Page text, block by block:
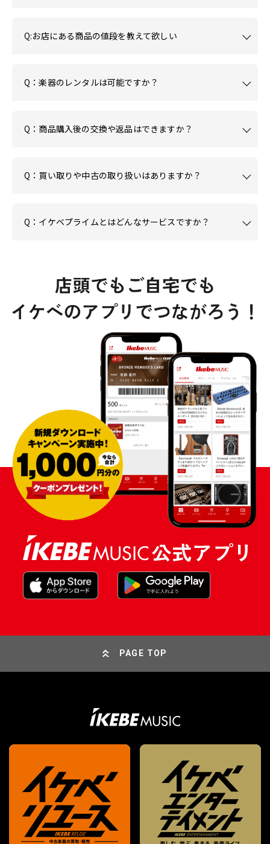
Q:お店にある商品の値段を教えて欲しい
Q：楽器のレンタルは可能ですか？
Q：商品購入後の交換や返品はできますか？
Q：買い取りや中古の取り扱いはありますか？
Q：イケベプライムとはどんなサービスですか？
PAGE TOP